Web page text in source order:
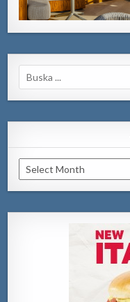
Search
for:
Archivo